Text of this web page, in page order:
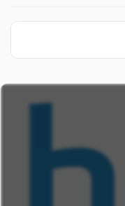
manche einfach vom
andere darauf
Erdbeere und
raffinierten
seine Nachkommen.
Planet Schule wurde
30 April 2026, 06:40